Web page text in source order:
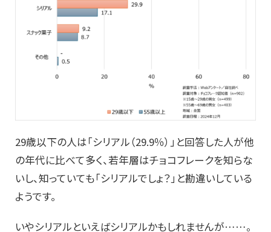
29歳以下の人は「シリアル（29.9％）」と回答した人が他
の年代に比べて多く、若年層はチョコフレークを知らな
いし、知っていても「シリアルでしょ？」と勘違いしている
ようです。
いやシリアルといえばシリアルかもしれませんが……。